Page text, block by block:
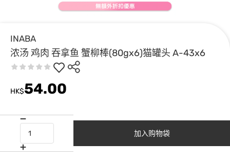
INABA
浓汤 鸡肉 吞拿鱼 蟹柳棒(80gx6)猫罐头 A-43x6
HK$54.00
加入购物袋